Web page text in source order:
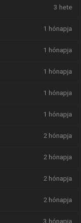
3 hete
1 hónapja
1 hónapja
1 hónapja
1 hónapja
1 hónapja
2 hónapja
2 hónapja
2 hónapja
2 hónapja
3 hónapja